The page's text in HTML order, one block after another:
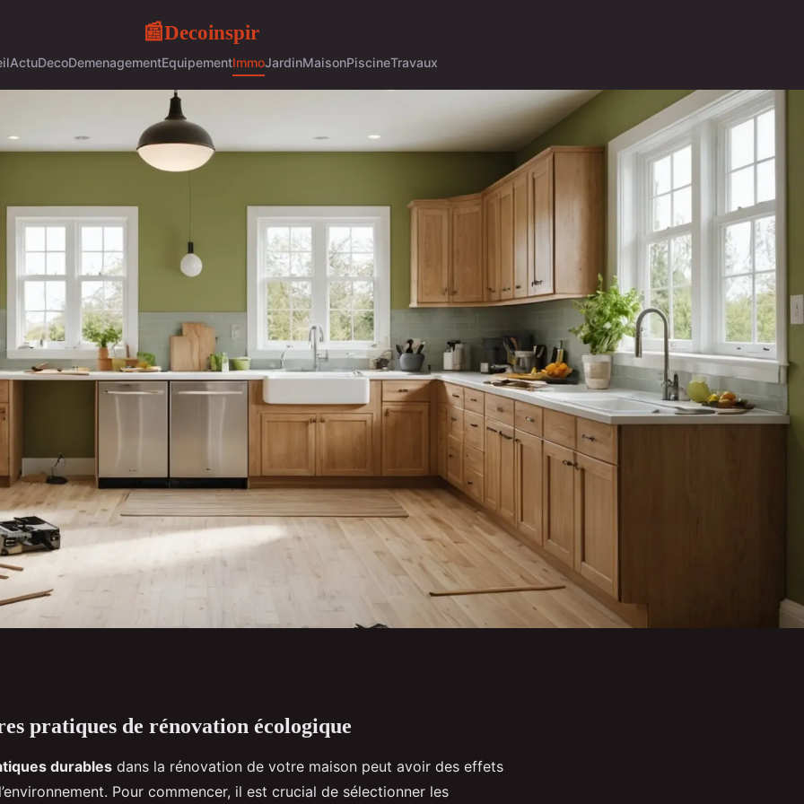
📰Decoinspir
ActuDecoDemenagementEquipementImmoJardinMaisonPiscineTravaux
de la
pratiques de rénovation écologique
durables dans la rénovation de votre maison peut avoir des effets
Pour commencer, il est crucial de sélectionner les